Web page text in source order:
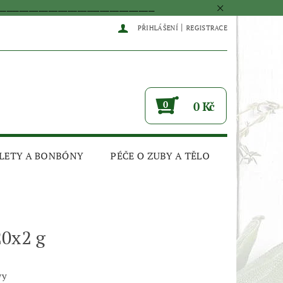
PŘIHLÁŠENÍ | REGISTRACE
0 0 Kč
A BONBÓNY PÉČE O ZUBY A TĚLO
g